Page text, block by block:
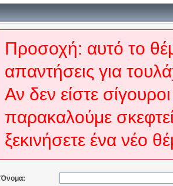
Προσοχή: αυτό το
απαντήσεις για
Αν δεν είστε
παρακαλούμε
ξεκινήσετε ένα νέο
Όνομα: